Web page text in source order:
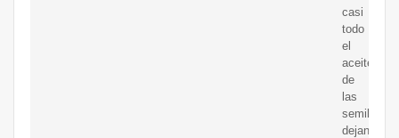
casi
todo
el
aceite
de
las
semillas,
dejando